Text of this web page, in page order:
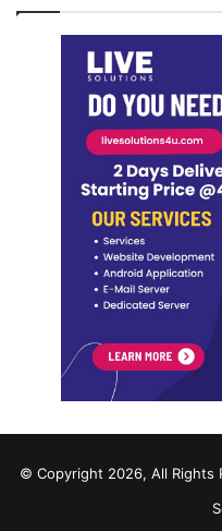
© Copyright 2026, All Rights